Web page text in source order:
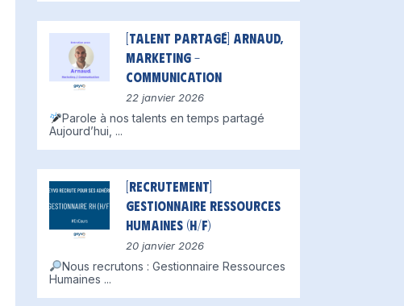
[Talent partagé] Arnaud,
Marketing –
Communication
22 janvier 2026
Parole à nos talents en temps partagé
Aujourd’hui, ...
[Recrutement]
Gestionnaire Ressources
Humaines (H/F)
20 janvier 2026
Nous recrutons : Gestionnaire Ressources
Humaines ...